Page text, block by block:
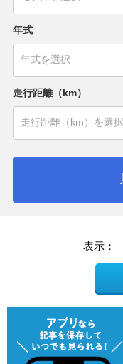
年式
走行距離（km）
表示：